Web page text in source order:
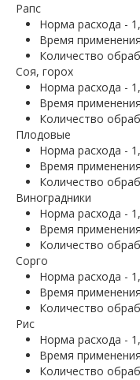
Рапс
Норма расхода -
Время
Количество
Соя, горох
Норма расхода -
Время
Количество
Плодовые
Норма расхода -
Время
Количество
Виноградники
Норма расхода -
Время
Количество
Сорго
Норма расхода -
Время
Количество
Рис
Норма расхода -
Время
Количество